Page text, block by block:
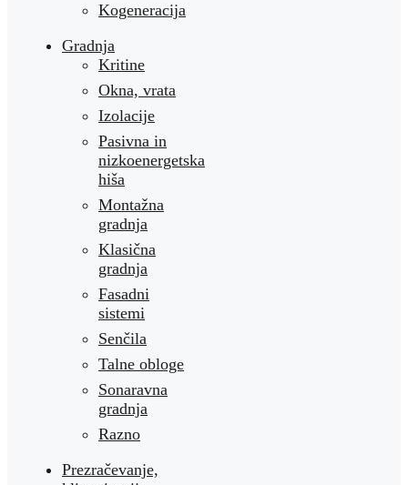
Kogeneracija
Gradnja
Kritine
Okna, vrata
Izolacije
Pasivna in
nizkoenergetska
hiša
Montažna
gradnja
Klasična
gradnja
Fasadni
sistemi
Senčila
Talne obloge
Sonaravna
gradnja
Razno
Prezračevanje,